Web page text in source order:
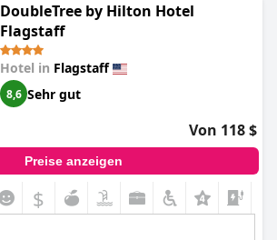
DoubleTree by Hilton Hotel
Flagstaff
Hotel in Flagstaff
8,6 Sehr gut
Von 118 $
Preise anzeigen
$